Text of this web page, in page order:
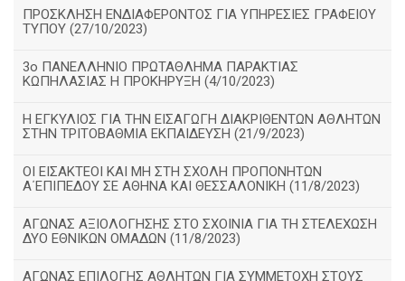
ΠΡΟΣΚΛΗΣΗ ΕΝΔΙΑΦΕΡΟΝΤΟΣ ΓΙΑ ΥΠΗΡΕΣΙΕΣ ΓΡΑΦΕΙΟΥ
ΤΥΠΟΥ (27/10/2023)
3ο ΠΑΝΕΛΛΗΝΙΟ ΠΡΩΤΑΘΛΗΜΑ ΠΑΡΑΚΤΙΑΣ
ΚΩΠΗΛΑΣΙΑΣ Η ΠΡΟΚΗΡΥΞΗ (4/10/2023)
Η ΕΓΚΥΛΙΟΣ ΓΙΑ ΤΗΝ ΕΙΣΑΓΩΓΗ ΔΙΑΚΡΙΘΕΝΤΩΝ ΑΘΛΗΤΩΝ
ΣΤΗΝ ΤΡΙΤΟΒΑΘΜΙΑ ΕΚΠΑΙΔΕΥΣΗ (21/9/2023)
ΟΙ ΕΙΣΑΚΤΕΟΙ ΚΑΙ ΜΗ ΣΤΗ ΣΧΟΛΗ ΠΡΟΠΟΝΗΤΩΝ
Α΄ΕΠΙΠΕΔΟΥ ΣΕ ΑΘΗΝΑ ΚΑΙ ΘΕΣΣΑΛΟΝΙΚΗ (11/8/2023)
ΑΓΩΝΑΣ ΑΞΙΟΛΟΓΗΣΗΣ ΣΤΟ ΣΧΟΙΝΙΑ ΓΙΑ ΤΗ ΣΤΕΛΕΧΩΣΗ
ΔΥΟ ΕΘΝΙΚΩΝ ΟΜΑΔΩΝ (11/8/2023)
ΑΓΩΝΑΣ ΕΠΙΛΟΓΗΣ ΑΘΛΗΤΩΝ ΓΙΑ ΣΥΜΜΕΤΟΧΗ ΣΤΟΥΣ